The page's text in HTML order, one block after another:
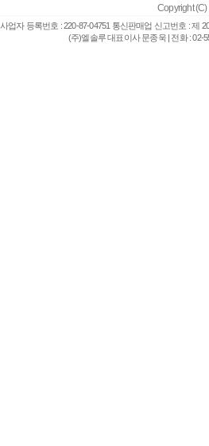
Copyright (C)
사업자 등록번호 : 220-87-04751 통신판매업 신고번호 : 제
(주)엘솔루 대표이사 문종욱 | 전화 : 02-